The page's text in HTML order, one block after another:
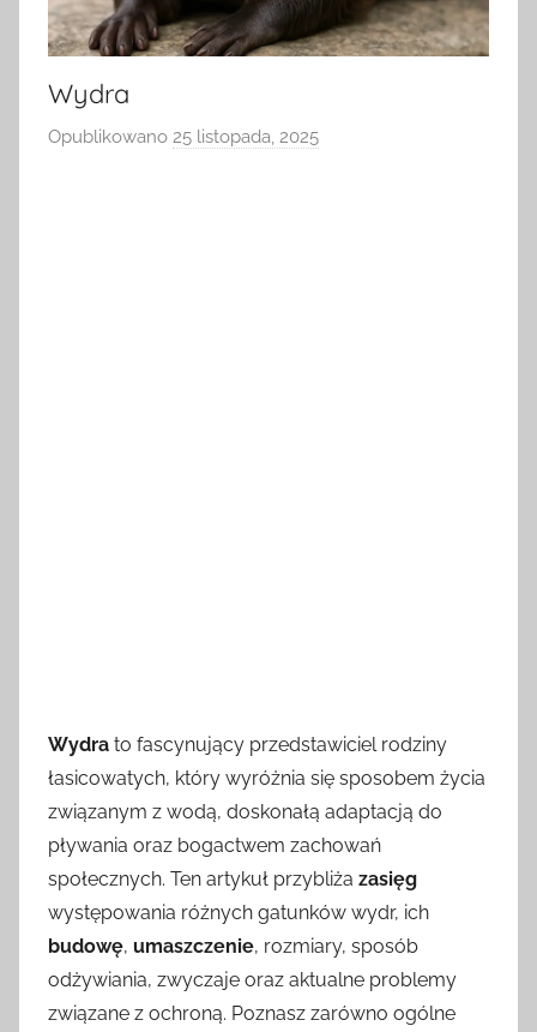
Wydra
Opublikowano 25 listopada, 2025
Wydra to fascynujący przedstawiciel rodziny
łasicowatych, który wyróżnia się sposobem życia
związanym z wodą, doskonałą adaptacją do
pływania oraz bogactwem zachowań
społecznych. Ten artykuł przybliża zasięg
występowania różnych gatunków wydr, ich
budowę, umaszczenie, rozmiary, sposób
odżywiania, zwyczaje oraz aktualne problemy
związane z ochroną. Poznasz zarówno ogólne